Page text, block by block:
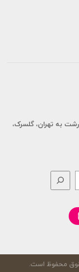
20 جاده اصلی رشت به تهران، گلسرک،
محفوظ است.